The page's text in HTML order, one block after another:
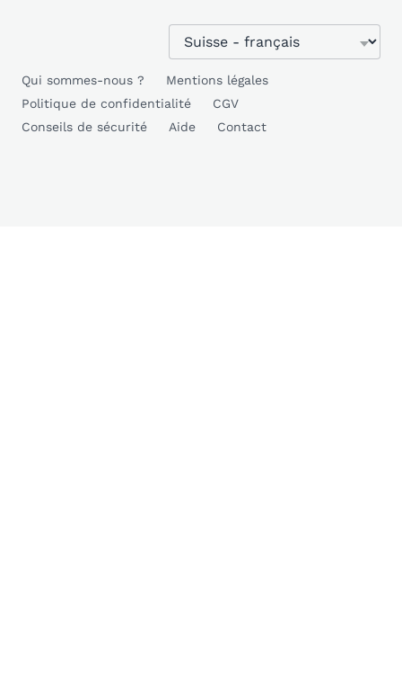
Qui sommes-nous ?
Mentions légales
Politique de confidentialité
CGV
Conseils de sécurité
Aide Contact